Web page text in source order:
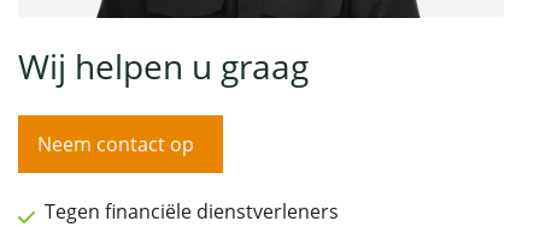
Wij helpen u graag
Neem contact op
Tegen financiële dienstverleners